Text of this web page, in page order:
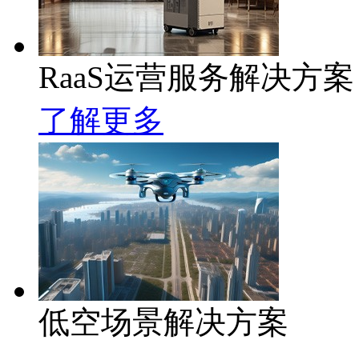
RaaS运营服务解决方案
了解更多
低空场景解决方案